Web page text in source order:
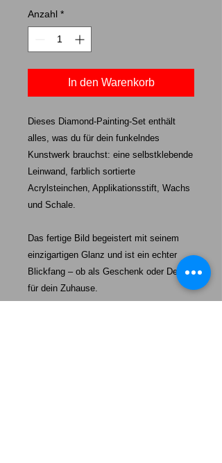
Anzahl *
In den Warenkorb
Dieses Diamond-Painting-Set enthält
alles, was du für dein funkelndes
Kunstwerk brauchst: eine selbstklebende
Leinwand, farblich sortierte
Acrylsteinchen, Applikationsstift, Wachs
und Schale.
Das fertige Bild begeistert mit seinem
einzigartigen Glanz und ist ein echter
Blickfang – ob als Geschenk oder Deko
für dein Zuhause.